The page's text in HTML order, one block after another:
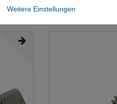
Weitere Einstellungen